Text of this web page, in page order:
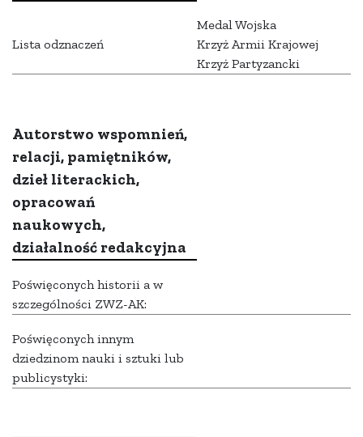
Lista odznaczeń
Medal Wojska
Krzyż Armii Krajowej
Krzyż Partyzancki
Autorstwo wspomnień,
relacji, pamiętników,
dzieł literackich,
opracowań
naukowych,
działalność redakcyjna
Poświęconych historii a w
szczególności ZWZ-AK:
Poświęconych innym
dziedzinom nauki i sztuki lub
publicystyki: